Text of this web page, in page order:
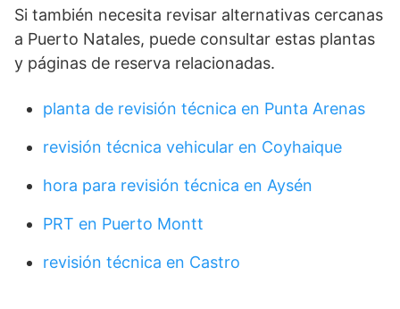
Si también necesita revisar alternativas cercanas
a Puerto Natales, puede consultar estas plantas
y páginas de reserva relacionadas.
planta de revisión técnica en Punta Arenas
revisión técnica vehicular en Coyhaique
hora para revisión técnica en Aysén
PRT en Puerto Montt
revisión técnica en Castro